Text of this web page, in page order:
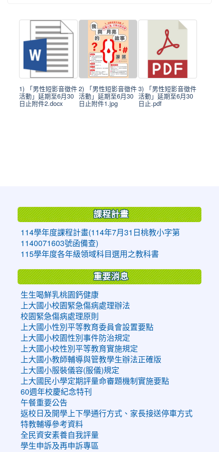
1) 「男性短影音徵件
活動」延期至6月30
日止附件2.docx
2) 「男性短影音徵件
活動」延期至6月30
日止附件1.jpg
3) 「男性短影音徵件
活動」延期至6月30
日止.pdf
課程計畫
114學年度課程計畫(114年7月31日桃教小字第
1140071603號函備查)
115學年度各年級領域科目選用之教科書
重要消息
生生喝鮮乳桃園鈣健康
上大國小校園緊急傷病處理辦法
校園緊急傷病處理原則
上大國小性別平等教育委員會設置要點
上大國小校園性別事件防治規定
上大國小校性別平等教育實施規定
上大國小教師輔導與管教學生辦法正確版
上大國小服裝儀容(服儀)規定
上大國民小學定期評量命審題機制實施要點
60週年校慶紀念特刊
午餐重要公告
返校日及開學上下學通行方式、家長接送停車方式
特教輔導參考資料
全民資安素養自我評量
學生申訴及再申訴專區